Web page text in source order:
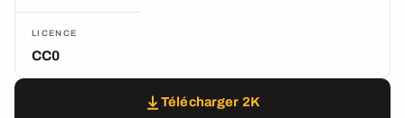
LICENCE
CC0
Télécharger 2K